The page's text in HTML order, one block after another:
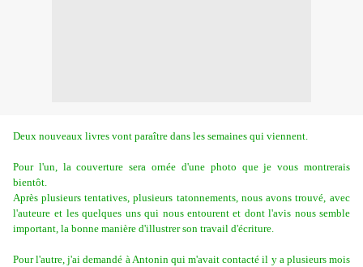
Deux nouveaux livres vont paraître dans les semaines qui viennent.
Pour l'un, la couverture sera ornée d'une photo que je vous montrerais
bientôt.
Après plusieurs tentatives, plusieurs tatonnements, nous avons trouvé, avec
l'auteure et les quelques uns qui nous entourent et dont l'avis nous semble
important, la bonne manière d'illustrer son travail d'écriture.
Pour l'autre, j'ai demandé à Antonin qui m'avait contacté il y a plusieurs mois